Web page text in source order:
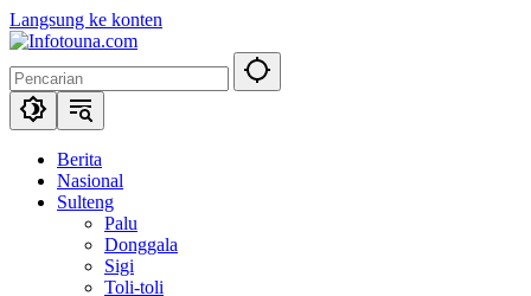
Langsung ke konten
Berita
Nasional
Sulteng
Palu
Donggala
Sigi
Toli-toli